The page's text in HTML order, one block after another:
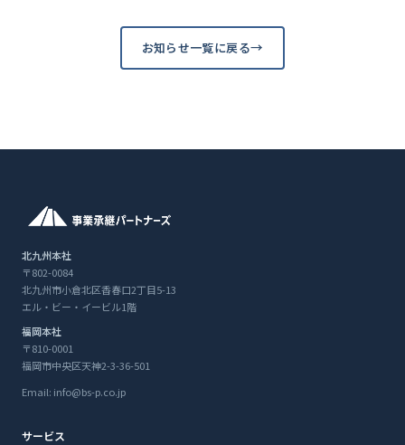
お知らせ一覧に戻る
北九州本社
〒802-0084
北九州市小倉北区香春口2丁目5-13
エル・ビー・イービル1階
福岡本社
〒810-0001
福岡市中央区天神2-3-36-501
Email: info@bs-p.co.jp
サービス